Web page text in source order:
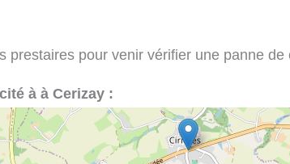
prestaires pour venir vérifier une panne de
à à Cerizay :